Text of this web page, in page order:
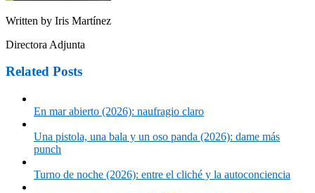
Written by Iris Martínez
Directora Adjunta
Related Posts
En mar abierto (2026): naufragio claro
Una pistola, una bala y un oso panda (2026): dame más
punch
Turno de noche (2026): entre el cliché y la autoconciencia